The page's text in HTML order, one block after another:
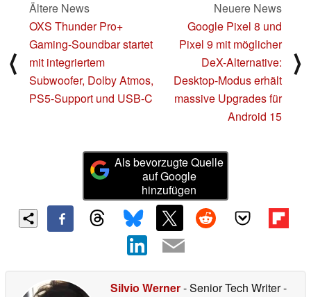
⟨
Ältere News
OXS Thunder Pro+
Gaming-Soundbar startet
mit integriertem
Subwoofer, Dolby Atmos,
PS5-Support und USB-C
Neuere News
Google Pixel 8 und
Pixel 9 mit möglicher
DeX-Alternative:
Desktop-Modus erhält
massive Upgrades für
Android 15
⟩
Als bevorzugte Quelle
auf Google
hinzufügen
Silvio Werner- Senior Tech Writer-